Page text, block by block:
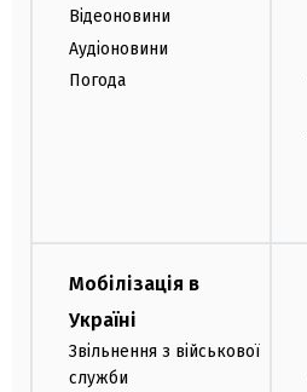
Відеоновини
Аудіоновини
Погода
Мобілізація в
Україні
Звільнення з військової
служби